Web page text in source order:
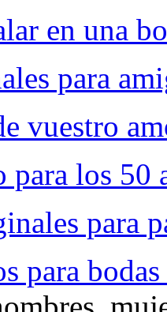
en una
para
vuestro
para los 50
para
para